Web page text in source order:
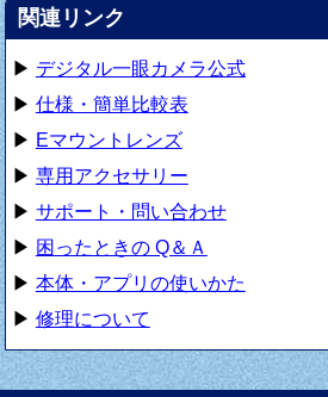
関連リンク
▶ デジタル一眼カメラ公式
▶ 仕様・簡単比較表
▶ Eマウントレンズ
▶ 専用アクセサリー
▶ サポート・問い合わせ
▶ 困ったときの Q＆Ａ
▶ 本体・アプリの使いかた
▶ 修理について